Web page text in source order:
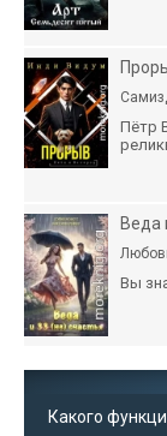
Пётр
Веда
Вы
Какого